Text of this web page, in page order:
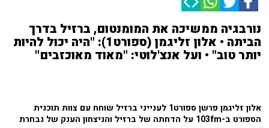
נורבגיה ממשיכה את המומנטום, ברזיל בדרך
הביתה • אלון זליגמן (ספורט1): "היה יכול להיות
יותר טוב" • ועל אנצ'לוטי: "מאוד מאוכזבים"
אלון זליגמן פרשן ספורט1 לענייני ברזיל שוחח עם צוות תוכנית
הספורט ב-103fm על הדחתה של ברזיל והניצחון הענק של נבחרת